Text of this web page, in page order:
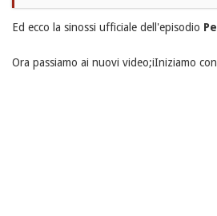
Ed ecco la sinossi ufficiale dell'episodio
Ora passiamo ai nuovi video;iIniziamo